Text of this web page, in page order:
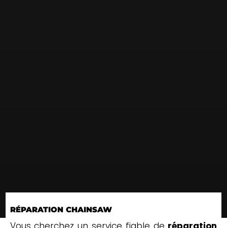
RÉPARATION CHAINSAW